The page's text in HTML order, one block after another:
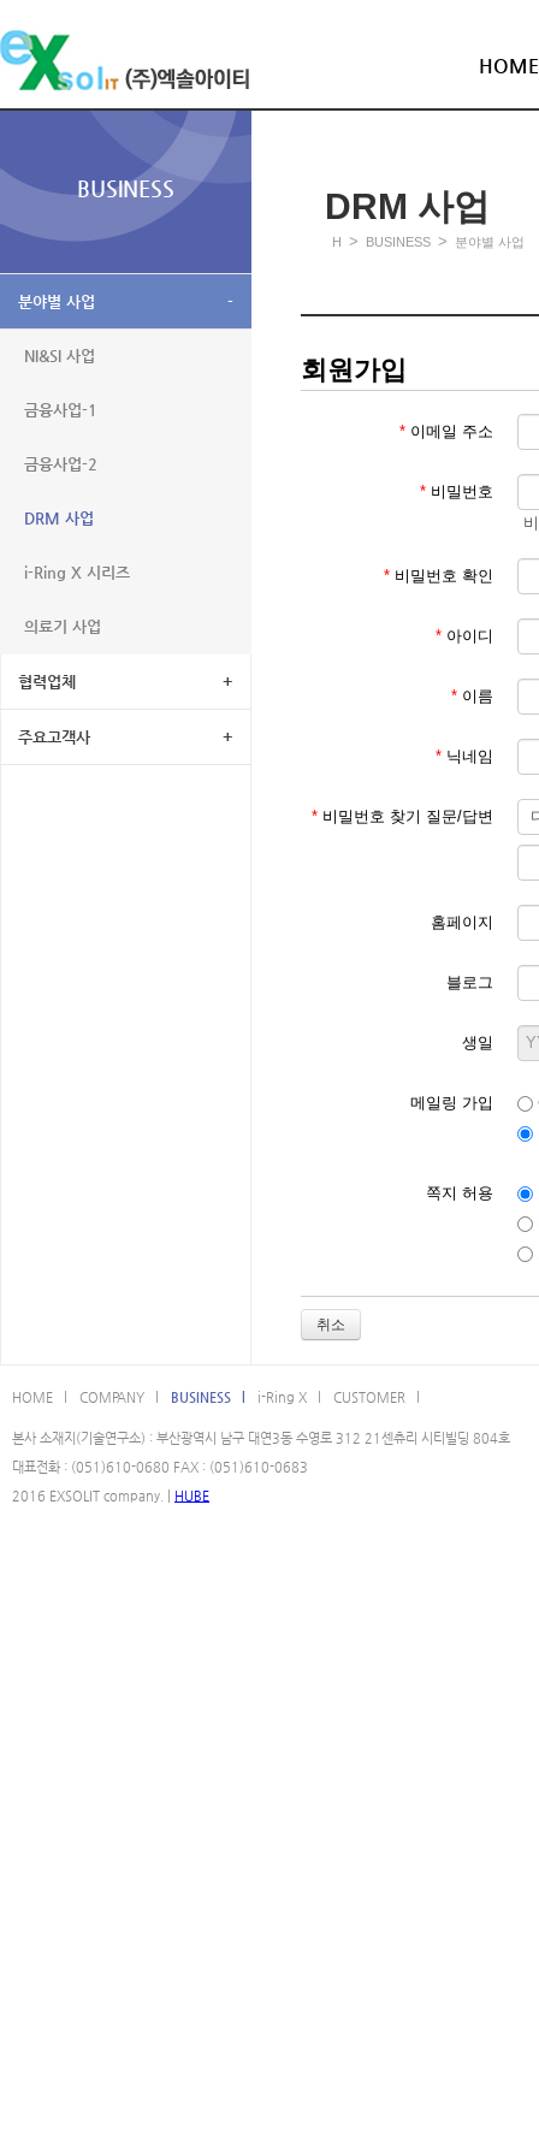
HOME
BUSINESS
분야별 사업 -
NI&SI 사업
금융사업-1
금융사업-2
DRM 사업
i-Ring X 시리즈
의료기 사업
협력업체 +
주요고객사 +
DRM 사업
H > BUSINESS > 분야별 사업
회원가입
* 이메일 주소
* 비밀번호
* 비밀번호 확인
* 아이디
* 이름
* 닉네임
* 비밀번호 찾기 질문/답변
홈페이지
블로그
생일
메일링 가입
쪽지 허용
취소
HOME l COMPANY l BUSINESS l i-Ring X l CUSTOMER l
본사 소재지(기술연구소) : 부산광역시 남구 대연3동 수영로 312 21센츄리 시티빌딩 804호
대표전화 : (051)610-0680 FAX : (051)610-0683
2016 EXSOLIT company. | HUBE